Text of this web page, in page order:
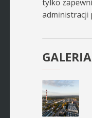
tylko
administracji